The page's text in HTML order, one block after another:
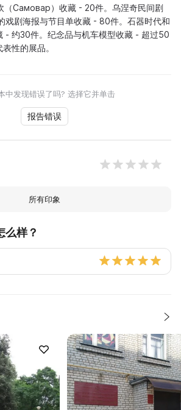
（Самовар）收藏 - 20件。乌涅奇民间剧
戏剧海报与节目单收藏 - 80件。石器时代和
- 约30件。纪念品与机车模型收藏 - 超过50
性的展品。
中发现错误了吗? 选择它并单击
报告错误
所有印象
么样？